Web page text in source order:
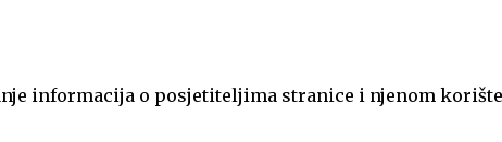
informacija o posjetiteljima stranice i njenom